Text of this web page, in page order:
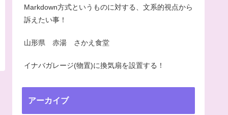
Markdown方式というものに対する、文系的視点から
訴えたい事！
山形県 赤湯 さかえ食堂
イナバガレージ(物置)に換気扇を設置する！
アーカイブ